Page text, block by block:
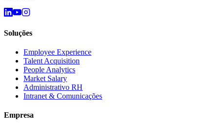
Soluções
Employee Experience
Talent Acquisition
People Analytics
Market Salary
Administrativo RH
Intranet & Comunicações
Empresa